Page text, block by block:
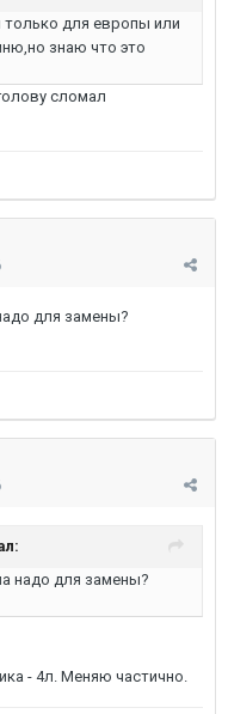
для европы или
знаю что это
всю голову сломал
для замены?
надо для замены?
- 4л. Меняю частично.